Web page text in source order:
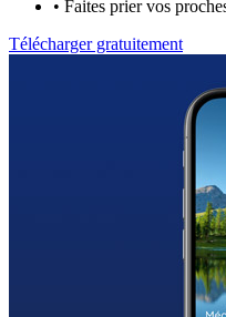
• Faites prier vos
Télécharger gratuitement